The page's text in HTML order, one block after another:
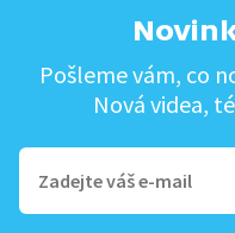
Pošleme vám, co
Nová videa,